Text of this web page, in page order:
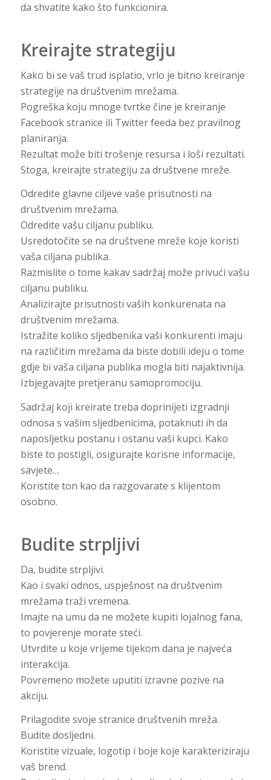
da shvatite kako što funkcionira.
Kreirajte strategiju
Kako bi se vaš trud isplatio, vrlo je bitno kreiranje
strategije na društvenim mrežama.
Pogreška koju mnoge tvrtke čine je kreiranje
Facebook stranice ili Twitter feeda bez pravilnog
planiranja.
Rezultat može biti trošenje resursa i loši rezultati.
Stoga, kreirajte strategiju za društvene mreže.
Odredite glavne ciljeve vaše prisutnosti na
društvenim mrežama.
Odredite vašu ciljanu publiku.
Usredotočite se na društvene mreže koje koristi
vaša ciljana publika.
Razmislite o tome kakav sadržaj može privući vašu
ciljanu publiku.
Analizirajte prisutnosti vaših konkurenata na
društvenim mrežama.
Istražite koliko sljedbenika vaši konkurenti imaju
na različitim mrežama da biste dobili ideju o tome
gdje bi vaša ciljana publika mogla biti najaktivnija.
Izbjegavajte pretjeranu samopromociju.
Sadržaj koji kreirate treba doprinijeti izgradnji
odnosa s vašim sljedbenicima, potaknuti ih da
naposljetku postanu i ostanu vaši kupci. Kako
biste to postigli, osigurajte korisne informacije,
savjete…
Koristite ton kao da razgovarate s klijentom
osobno.
Budite strpljivi
Da, budite strpljivi.
Kao i svaki odnos, uspješnost na društvenim
mrežama traži vremena.
Imajte na umu da ne možete kupiti lojalnog fana,
to povjerenje morate steći.
Utvrdite u koje vrijeme tijekom dana je najveća
interakcija.
Povremeno možete uputiti izravne pozive na
akciju.
Prilagodite svoje stranice društvenih mreža.
Budite dosljedni.
Koristite vizuale, logotip i boje koje karakteriziraju
vaš brend.